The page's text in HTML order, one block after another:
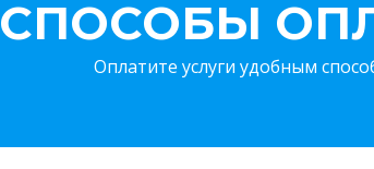
СПОСОБЫ
Оплатите услуги удобным